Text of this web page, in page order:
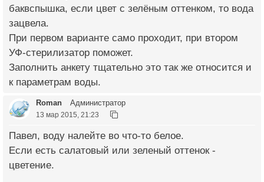
баквспышка, если цвет с зелёным оттенком, то вода
зацвела.
При первом варианте само проходит, при втором
УФ-стерилизатор поможет.
Заполнить анкету тщательно это так же относится и
к параметрам воды.
Roman Администратор
13 мар 2015, 21:23
Павел, воду налейте во что-то белое.
Если есть салатовый или зеленый оттенок -
цветение.